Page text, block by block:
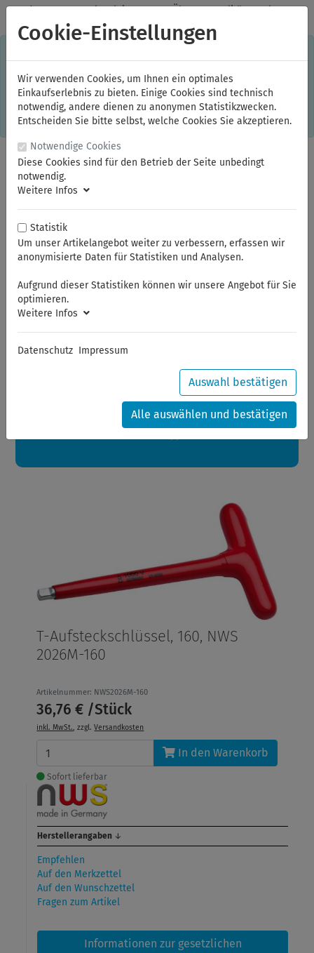
✓Jeden Monat starke Aktionen ✓Über 20 Qualitätsmarken ✓
Kostenlose Lieferung im Inland ab 150,00 Euro Bruttowarenwert
Einkaufserlebnis. Dabei werden beispielsweise die Session-
Informationen oder die Spracheinstellung auf Ihrem Rechner
gespeichert. Ohne Cookies ist der Funktionsumfang des
Online-Shops eingeschränkt. Sind Sie damit nicht
einverstanden, klicken Sie bitte hier.
Sommerferien
Sehr geehrte Kunden,
Ihre Bestellungen in diesem Zeitraum werden ab dem
24.08.2026 verschickt.
Eine schöne Sommerpause
T-Aufsteckschlüssel, 160, NWS
2026M-160
Artikelnummer: NWS2026M-160
36,76 € /Stück
inkl. MwSt., zzgl.Versandkosten
In den Warenkorb
Sofort lieferbar
Herstellerangaben ↓
Empfehlen
Auf den Merkzettel
Auf den Wunschzettel
Fragen zum Artikel
Informationen zur gesetzlichen
Cookie-Einstellungen
Wir verwenden Cookies, um Ihnen ein optimales
Einkaufserlebnis zu bieten. Einige Cookies sind technisch
notwendig, andere dienen zu anonymen Statistikzwecken.
Entscheiden Sie bitte selbst, welche Cookies Sie akzeptieren.
Notwendige Cookies
Diese Cookies sind für den Betrieb der Seite unbedingt
notwendig.
Weitere Infos
Statistik
Um unser Artikelangebot weiter zu verbessern, erfassen wir
anonymisierte Daten für Statistiken und Analysen.
Aufgrund dieser Statistiken können wir unsere Angebot für Sie
optimieren.
Weitere Infos
Datenschutz Impressum
Auswahl bestätigen
Alle auswählen und bestätigen